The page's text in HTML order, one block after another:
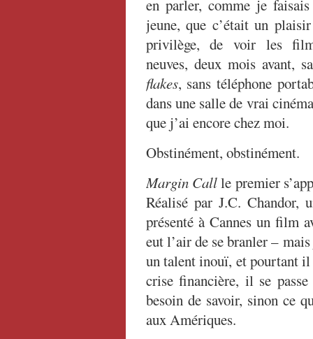
en parler, comme je faisais
jeune, que c’était un
privilège, de voir les
neuves, deux mois avant,
flakes, sans téléphone
dans une salle de vrai
que j’ai encore chez moi.
Obstinément, obstinément.
Margin Callle premier
Réalisé par J.C. Chandor,
présenté à Cannes un film
eut l’air de se branler –
un talent inouï, et pourtant
crise financière, il se
besoin de savoir, sinon ce
aux Amériques.